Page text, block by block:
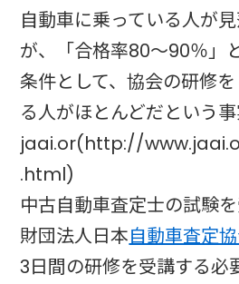
自動車に乗っている人が
が、「合格率80～90％」
条件として、協会の研修
る人がほとんどだという事
jaai.or(http://
.html)
中古自動車査定士の試験
財団法人日本自動車査定
3日間の研修を受講する必